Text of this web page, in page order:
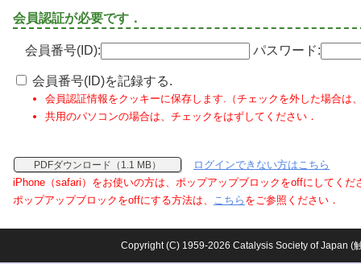
会員認証が必要です．
会員番号(ID): パスワード:
会員番号(ID)を記録する.
会員認証情報をクッキーに保存します.（チェックを外した場合は
共用のパソコンの場合は、チェックをはずしてください．
PDFダウンロード（1.1 MB）
ログインできない方はこちら
iPhone（safari）をお使いの方は、ポップアップブロックをoffにしてくだ
ポップアップブロックをoffにする方法は、 こちら をご参照ください．
Copyright (C) 1959-2026 Catalysis Society of Japan (